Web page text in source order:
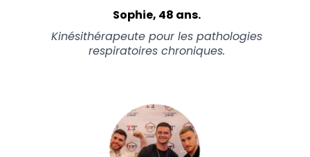
Sophie, 48 ans.
Kinésithérapeute pour les pathologies
respiratoires chroniques.